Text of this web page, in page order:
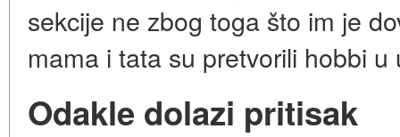
sekcije ne zbog toga što im je
mama i tata su pretvorili hobbi
Odakle dolazi pritisak